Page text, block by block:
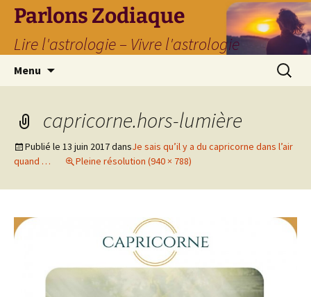
Parlons Zodiaque
Lire l'astrologie – Vivre l'astrologie
Menu
capricorne.hors-lumière
Publié le 13 juin 2017dansJe sais qu’il y a du capricorne dans l’air
quand …
Pleine résolution (940 × 788)